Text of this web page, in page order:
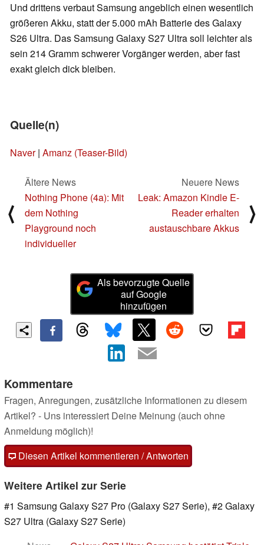
Und drittens verbaut Samsung angeblich einen wesentlich
größeren Akku, statt der 5.000 mAh Batterie des Galaxy
S26 Ultra. Das Samsung Galaxy S27 Ultra soll leichter als
sein 214 Gramm schwerer Vorgänger werden, aber fast
exakt gleich dick bleiben.
Quelle(n)
Naver| Amanz (Teaser-Bild)
⟨
Ältere News
Nothing Phone (4a): Mit
dem Nothing
Playground noch
individueller
Neuere News
Leak: Amazon Kindle E-
Reader erhalten
austauschbare Akkus
⟩
Als bevorzugte Quelle
auf Google
hinzufügen
Kommentare
Fragen, Anregungen, zusätzliche Informationen zu diesem
Artikel? - Uns interessiert Deine Meinung (auch ohne
Anmeldung möglich)!
Diesen Artikel kommentieren / Antworten
Weitere Artikel zur Serie
#1 Samsung Galaxy S27 Pro (Galaxy S27 Serie), #2 Galaxy
S27 Ultra (Galaxy S27 Serie)